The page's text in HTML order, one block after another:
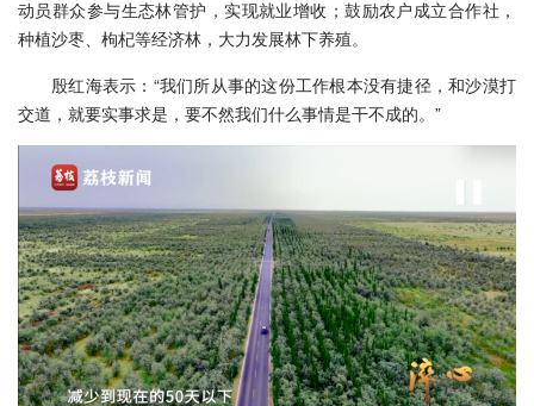
动员群众参与生态林管护，实现就业增收；鼓励农户成立合作社，
种植沙枣、枸杞等经济林，大力发展林下养殖。
殷红海表示：“我们所从事的这份工作根本没有捷径，和沙漠打
交道，就要实事求是，要不然我们什么事情是干不成的。”